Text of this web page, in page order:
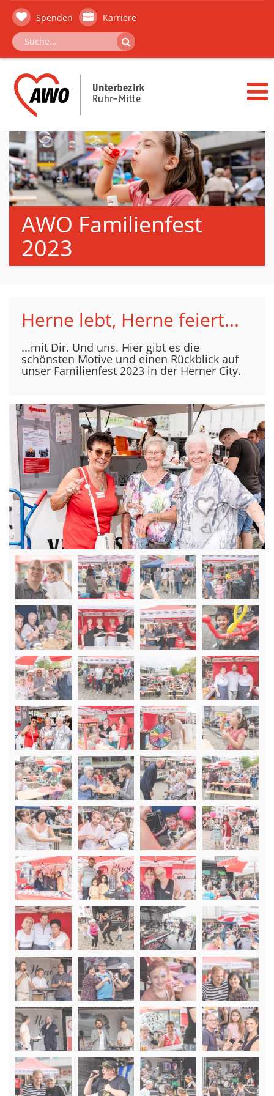
Spenden Karriere
AWO Familienfest
2023
Herne lebt, Herne feiert...
...mit Dir. Und uns. Hier gibt es die
schönsten Motive und einen Rückblick auf
unser Familienfest 2023 in der Herner City.